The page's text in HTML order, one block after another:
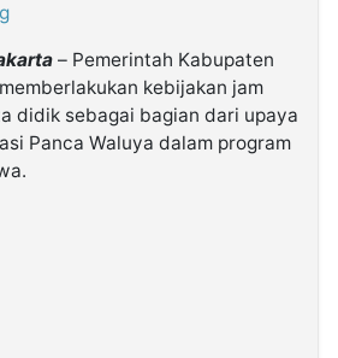
– Pemerintah Kabupaten
kebijakan jam
didik sebagai bagian dari upaya
Panca Waluya dalam program